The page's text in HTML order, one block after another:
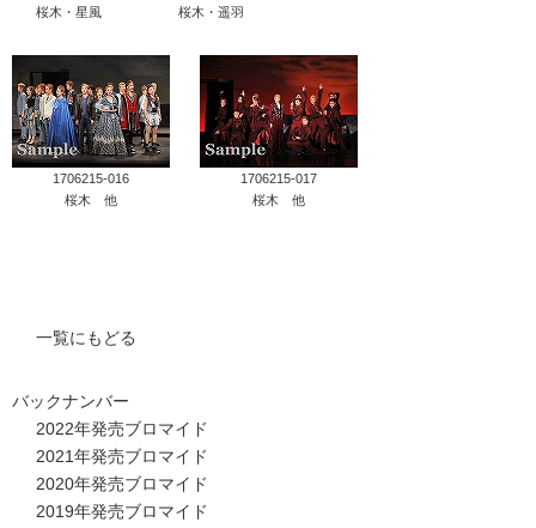
桜木・星風
桜木・遥羽
1706215-016
桜木 他
1706215-017
桜木 他
一覧にもどる
バックナンバー
2022年発売ブロマイド
2021年発売ブロマイド
2020年発売ブロマイド
2019年発売ブロマイド